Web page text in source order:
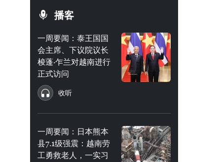
播客
一周要闻：泰王国国
会主席、下议院议长
梭蓬·乍兰对越南进行
正式访问
收听
一周要闻：日本熊本
县7.1级强震：越南劳
工勇救老人，一实习